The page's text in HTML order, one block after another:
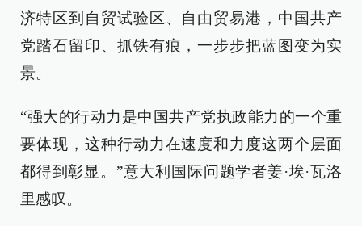
济特区到自贸试验区、自由贸易港，中国共产
党踏石留印、抓铁有痕，一步步把蓝图变为实
景。
“强大的行动力是中国共产党执政能力的一个重
要体现，这种行动力在速度和力度这两个层面
都得到彰显。”意大利国际问题学者姜·埃·瓦洛
里感叹。